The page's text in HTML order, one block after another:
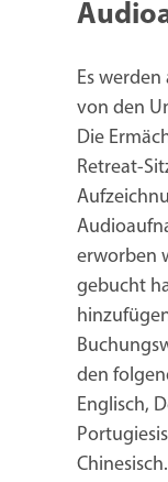
Es
von den
Die
Retreat-
erworben
gebucht
den
Englisch,